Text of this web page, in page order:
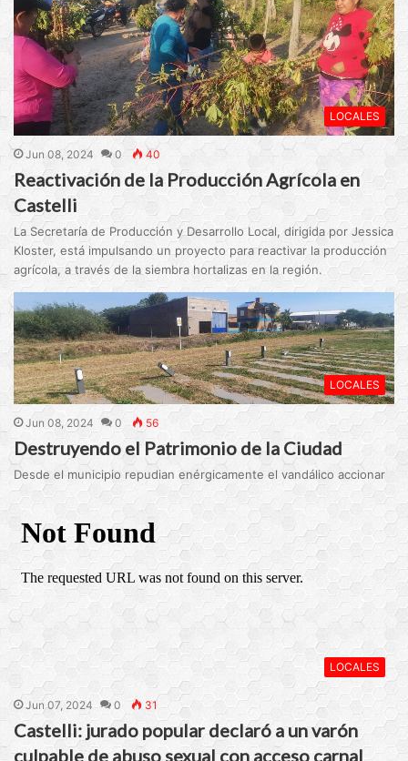
LOCALES
Jun 08, 2024 0 40
Reactivación de la Producción Agrícola en
Castelli
La Secretaría de Producción y Desarrollo Local, dirigida por Jessica
Kloster, está impulsando un proyecto para reactivar la producción
agrícola, a través de la siembra hortalizas en la región.
LOCALES
Jun 08, 2024 0 56
Destruyendo el Patrimonio de la Ciudad
Desde el municipio repudian enérgicamente el vandálico accionar
LOCALES
Jun 07, 2024 0 31
Castelli: jurado popular declaró a un varón
culpable de abuso sexual con acceso carnal